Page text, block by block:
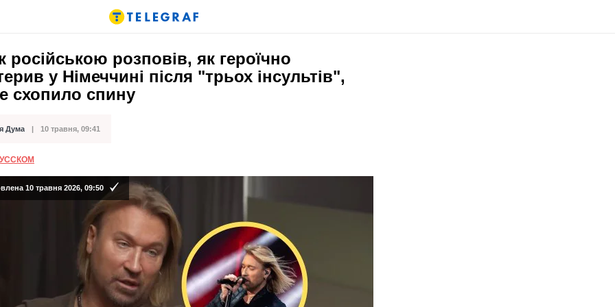
російською розповів, як героїчно
у Німеччині після "трьох інсультів",
схопило спину
Дума 10 травня, 09:41
10 травня 2026, 09:50